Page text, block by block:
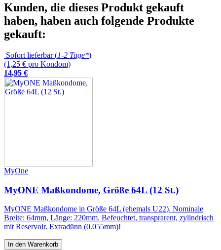
Kunden, die dieses Produkt gekauft
haben, haben auch folgende Produkte
gekauft:
Sofort lieferbar (1-2 Tage*)
(1,25 € pro Kondom)
14,95 €
MyOne
MyONE Maßkondome, Größe 64L (12 St.)
MyONE Maßkondome in Größe 64L (ehemals U22). Nominale
Breite: 64mm, Länge: 220mm. Befeuchtet, transprarent, zylindrisch
mit Reservoir. Extradünn (0.055mm)!
In den Warenkorb